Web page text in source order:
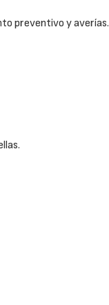
preventivo y averías.